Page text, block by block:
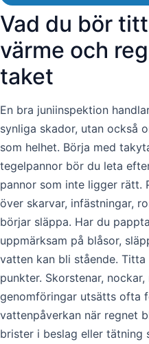
Vad du bör
värme och
taket
En bra juniinspektion
synliga skador, utan också
som helhet. Börja med
tegelpannor bör du leta
pannor som inte ligger
över skarvar, infästningar,
börjar släppa. Har du
uppmärksam på blåsor,
vatten kan bli stående.
punkter. Skorstenar,
genomföringar utsätts ofta
vattenpåverkan när regnet
brister i beslag eller